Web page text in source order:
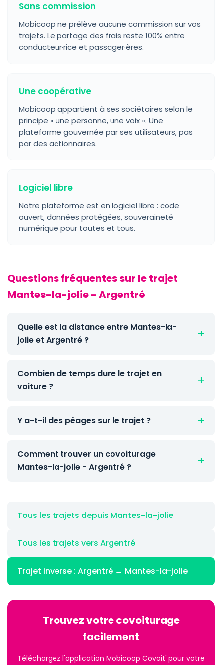
Sans commission
Mobicoop ne prélève aucune commission sur vos
trajets. Le partage des frais reste 100% entre
conducteur·rice et passager·ères.
Une coopérative
Mobicoop appartient à ses sociétaires selon le
principe « une personne, une voix ». Une
plateforme gouvernée par ses utilisateurs, pas
par des actionnaires.
Logiciel libre
Notre plateforme est en logiciel libre : code
ouvert, données protégées, souveraineté
numérique pour toutes et tous.
Questions fréquentes sur le trajet
Mantes-la-jolie - Argentré
Quelle est la distance entre Mantes-la-
jolie et Argentré ?
Combien de temps dure le trajet en
voiture ?
Y a-t-il des péages sur le trajet ?
Comment trouver un covoiturage
Mantes-la-jolie - Argentré ?
Tous les trajets depuis Mantes-la-jolie
Tous les trajets vers Argentré
Trajet inverse : Argentré → Mantes-la-jolie
Trouvez votre covoiturage
facilement
Téléchargez l'application Mobicoop Covoit' pour votre